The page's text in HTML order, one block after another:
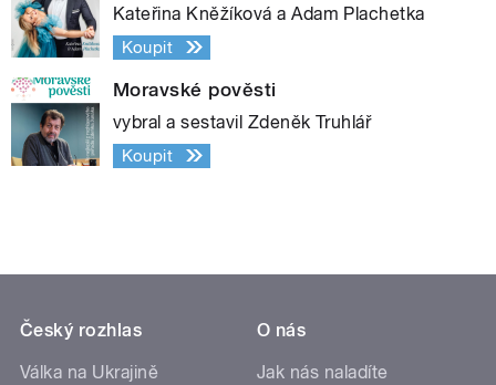
Kateřina Kněžíková a Adam Plachetka
Koupit
Moravské pověsti
vybral a sestavil Zdeněk Truhlář
Koupit
Český rozhlas
Válka na Ukrajině
O nás
Jak nás naladíte